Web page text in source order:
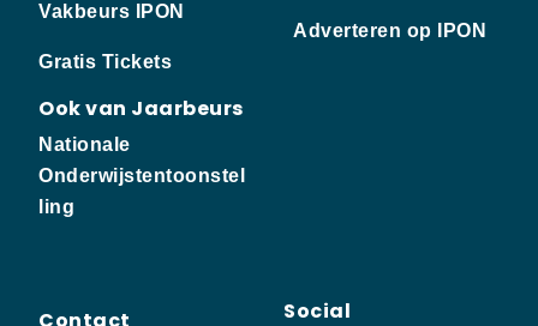
Vakbeurs IPON
Gratis Tickets
Ook van Jaarbeurs
Nationale
Onderwijstentoonstel
ling
Adverteren op IPON
Social